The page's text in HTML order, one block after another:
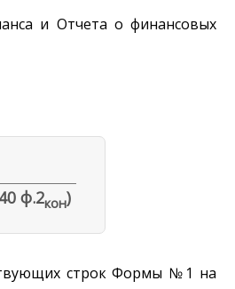
и Отчета о финансовых
ф.2кон)
строк Формы №1 на